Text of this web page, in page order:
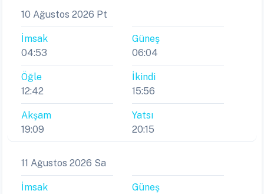
10 Ağustos 2026 Pt
İmsak
04:53
Güneş
06:04
Öğle
12:42
İkindi
15:56
Akşam
19:09
Yatsı
20:15
11 Ağustos 2026 Sa
İmsak
Güneş